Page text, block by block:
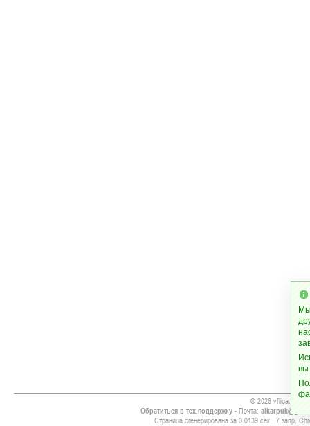
© 2026 vfliga.com
Обратиться в тех.поддержку- Почта:
Страница сгенерирована за 0.0139 сек., 7 запр.
вы